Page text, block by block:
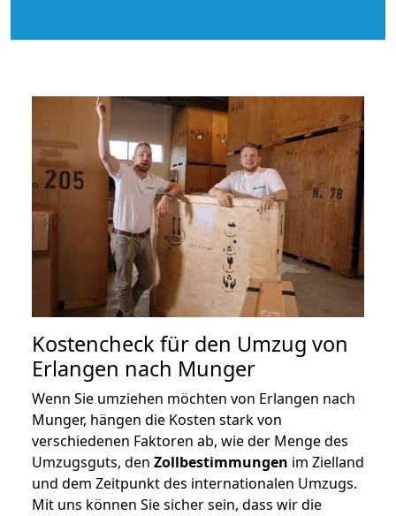
Kostencheck für den Umzug von
Erlangen nach Munger
Wenn Sie umziehen möchten von Erlangen nach
Munger, hängen die Kosten stark von
verschiedenen Faktoren ab, wie der Menge des
Umzugsguts, den Zollbestimmungen im Zielland
und dem Zeitpunkt des internationalen Umzugs.
Mit uns können Sie sicher sein, dass wir die